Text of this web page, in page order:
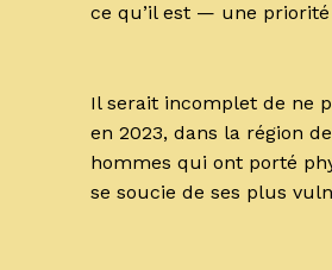
ce qu’il est — une
Il serait incomplet de ne
en 2023, dans la région
hommes qui ont porté
se soucie de ses plus